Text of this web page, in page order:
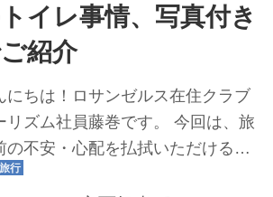
イレ事情、写真付き
紹介
にちは！ロサンゼルス在住クラブ
リズム社員藤巻です。 今回は、旅
の不安・心配を払拭いただけるよ
アメリカのトイレ事情についてご